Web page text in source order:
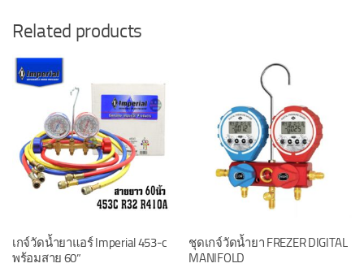
Related products
เกจ์วัดน้ำยาแอร์ Imperial 453-c
พร้อมสาย 60”
ชุดเกจ์วัดน้ำยา FREZER DIGITAL
MANIFOLD